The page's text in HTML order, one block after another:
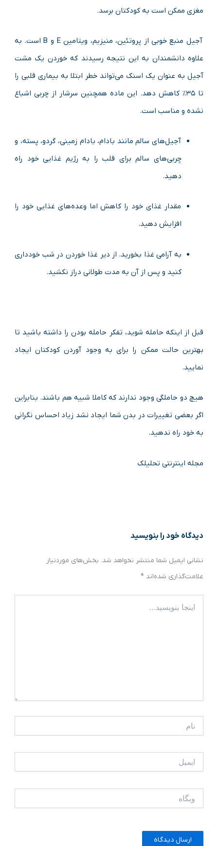
مغزی ممکن است به کودکتان برسد.
آجیل منبع خوبی از پروتئین، منیزیم، ویتامین E و B است. به
علاوه دانشمندان به این نتیجه رسیدند که خوردن یک مشت
آجیل به عنوان یک اسنک می‌تواند خطر ابتلا به بیماری قلبی را
تا ۳۵% کاهش دهد. این ماده همچنین سرشار از چربی اشباع
نشده و مناسب است.
آجیل‌های سالم مانند بادام، بادام زمینی، گردو، پسته، و
چربی‌های سالم برای قلب را به رژیم غذایی خود راه
دهید.
مقدار غذای خود را کاهش اما وعده‌های غذایی خود را
افزایش دهید.
به آرامی غذا بخورید. از دیر غذا خوردن در شب خودداری
کنید و پس از آن به مدت طولانی دراز نکشید.
قبل از اینکه حامله شوید، تفکر حامله بودن را داشته باشید تا
بهترین حالت ممکن را برای به وجود آوردن کودکتان ایجاد
نمایید.
هیچ دو حاملگی وجود ندارند که کاملا شبیه هم باشند. بنابراین
اگر بعضی تغییرات در بدن شما ایجاد نشد زیاد احساس نگرانی
به خود راه ندهید.
مجله اینترنتی تحلیلک
دیدگاه‌ خود را بنویسید
نشانی ایمیل شما منتشر نخواهد شد. بخش‌های موردنیاز
علامت‌گذاری شده‌اند *
بنویسید…